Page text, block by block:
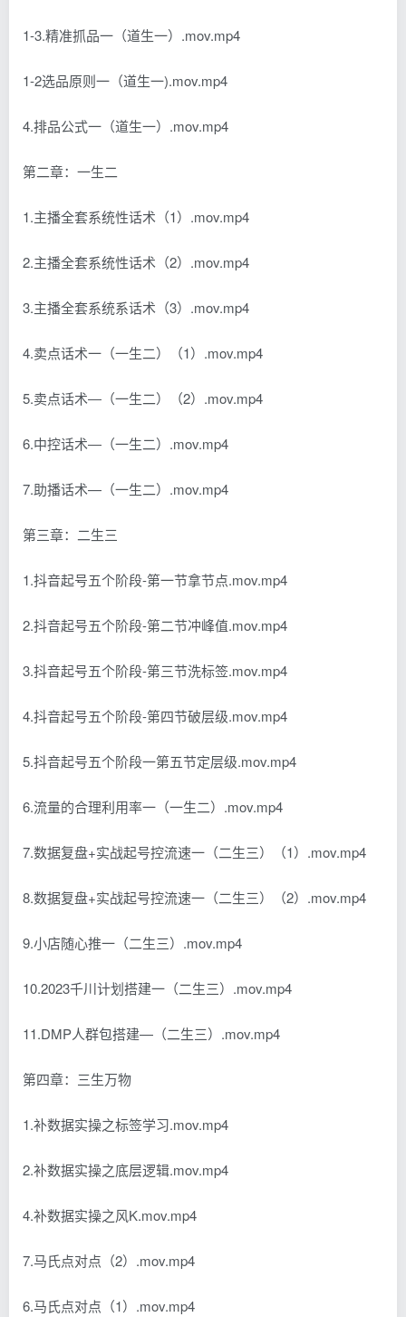
1-3.精准抓品一（道生一）.mov.mp4
1-2选品原则一（道生一).mov.mp4
4.排品公式一（道生一）.mov.mp4
第二章：一生二
1.主播全套系统性话术（1）.mov.mp4
2.主播全套系统性话术（2）.mov.mp4
3.主播全套系统系话术（3）.mov.mp4
4.卖点话术一（一生二）（1）.mov.mp4
5.卖点话术―（一生二）（2）.mov.mp4
6.中控话术―（一生二）.mov.mp4
7.助播话术—（一生二）.mov.mp4
第三章：二生三
1.抖音起号五个阶段-第一节拿节点.mov.mp4
2.抖音起号五个阶段-第二节冲峰值.mov.mp4
3.抖音起号五个阶段-第三节洗标签.mov.mp4
4.抖音起号五个阶段-第四节破层级.mov.mp4
5.抖音起号五个阶段一第五节定层级.mov.mp4
6.流量的合理利用率一（一生二）.mov.mp4
7.数据复盘+实战起号控流速一（二生三）（1）.mov.mp4
8.数据复盘+实战起号控流速一（二生三）（2）.mov.mp4
9.小店随心推一（二生三）.mov.mp4
10.2023千川计划搭建一（二生三）.mov.mp4
11.DMP人群包搭建—（二生三）.mov.mp4
第四章：三生万物
1.补数据实操之标签学习.mov.mp4
2.补数据实操之底层逻辑.mov.mp4
4.补数据实操之风K.mov.mp4
7.马氏点对点（2）.mov.mp4
6.马氏点对点（1）.mov.mp4